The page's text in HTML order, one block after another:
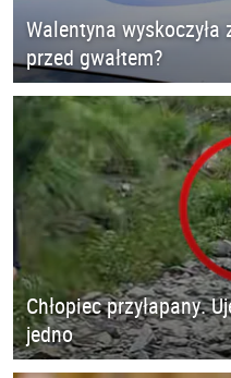
Walentyna
przed gwałtem?
Chłopiec przyłapany.
jedno